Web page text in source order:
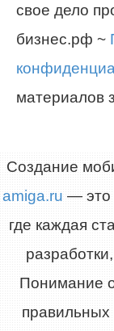
свое дело
бизнес.рф ~
материалов
Создание
amiga.ru — это
где каждая
Понимание
правильных